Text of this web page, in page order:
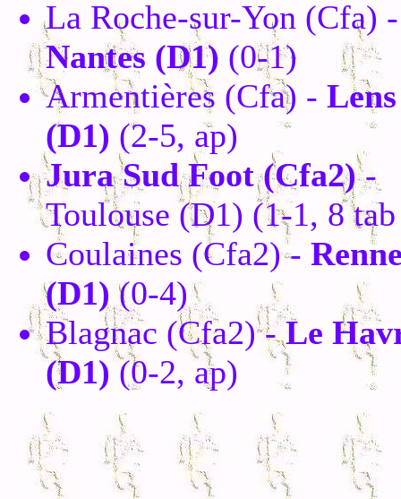
La Roche-sur-Yon (Cfa) -
Nantes (D1) (0-1)
Armentières (Cfa) - Lens
(D1) (2-5, ap)
Jura Sud Foot (Cfa2)-
Toulouse (D1) (1-1, 8
Coulaines (Cfa2) -
(D1) (0-4)
Blagnac (Cfa2) -Le
(D1) (0-2, ap)